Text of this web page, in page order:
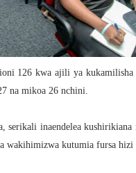
126 kwa ajili ya
na mikoa 26 nchini.
serikali inaendelea
wakihimizwa kutumia fursa